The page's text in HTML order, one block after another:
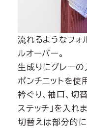
流れるようなフォ
ルオーバー。
生成りにグレー
ポンチニットを使用
衿ぐり、袖口、切
ステッチ」を入れま
切替えは部分的